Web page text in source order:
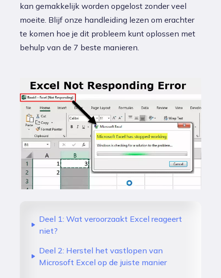
kan gemakkelijk worden opgelost zonder veel
moeite. Blijf onze handleiding lezen om erachter
te komen hoe je dit probleem kunt oplossen met
behulp van de 7 beste manieren.
Deel 1: Wat veroorzaakt Excel reageert
niet?
Deel 2: Herstel het vastlopen van
Microsoft Excel op de juiste manier